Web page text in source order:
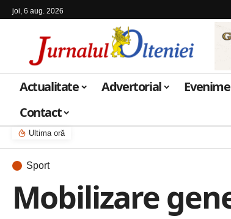
joi, 6 aug. 2026
Actualitate Advertorial
Contact
Ultima oră
Sport
Mobilizare